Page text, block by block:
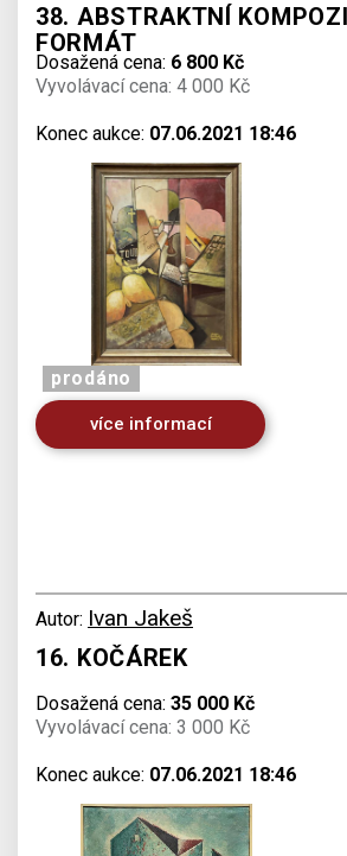
38. ABSTRAKTNÍ
FORMÁT
Dosažená cena: 6 800 Kč
Vyvolávací cena: 4 000 Kč
Konec aukce: 07.06.2021 18:46
prodáno
více informací
Autor: Ivan Jakeš
16. KOČÁREK
Dosažená cena: 35 000 Kč
Vyvolávací cena: 3 000 Kč
Konec aukce: 07.06.2021 18:46